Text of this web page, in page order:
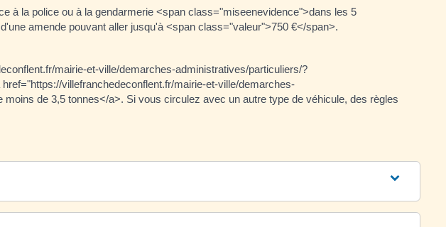
à la police ou à la gendarmerie <span class="miseenevidence">dans les 5
amende pouvant aller jusqu'à <span class="valeur">750 €</span>.
mairie-et-ville/demarches-administratives/particuliers/?
villefranchedeconflent.fr/mairie-et-ville/demarches-
de 3,5 tonnes</a>. Si vous circulez avec un autre type de véhicule, des règles